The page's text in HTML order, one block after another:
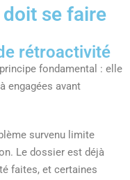
doit se faire
rétroactivité
fondamental : elle
engagées avant
survenu limite
Le dossier est déjà
faites, et certaines